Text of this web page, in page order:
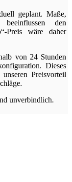
geplant. Maße,
den
Preis wäre daher
von 24 Stunden
Dieses
Preisvorteil
unverbindlich.